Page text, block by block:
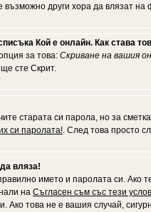
възможно други хора да влязат
Кой е онлайн. Как става
за това: Скриване на вашия
сте Скрит.
старата си парола, но за
си паролата!. След това просто
вляза!
името и паролата си. Ако
на Съгласен съм със тези
Ако това не е вашия случай,